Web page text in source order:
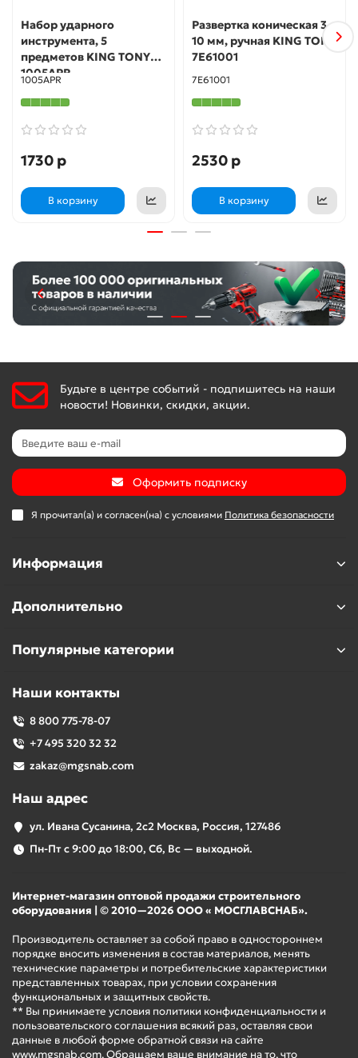
Набор ударного
инструмента, 5
предметов KING TONY
1005APR
1005APR
1730 р
В корзину
Развертка коническая 3-
10 мм, ручная KING TONY
7E61001
7E61001
2530 р
В корзину
Будьте в центре событий - подпишитесь на наши
новости! Новинки, скидки, акции.
Оформить подписку
Я прочитал(а) и согласен(на) с условиями Политика безопасности
Информация
Дополнительно
Популярные категории
Наши контакты
8 800 775-78-07
+7 495 320 32 32
zakaz@mgsnab.com
Наш адрес
ул. Ивана Сусанина, 2с2 Москва, Россия, 127486
Пн-Пт с 9:00 до 18:00, Сб, Вс — выходной.
Интернет-магазин оптовой продажи строительного
оборудования | © 2010—2026 ООО « МОСГЛАВСНАБ».
Производитель оставляет за собой право в одностороннем
порядке вносить изменения в состав материалов, менять
технические параметры и потребительские характеристики
представленных товарах, при условии сохранения
функциональных и защитных свойств.
** Вы принимаете условия политики конфиденциальности и
пользовательского соглашения всякий раз, оставляя свои
данные в любой форме обратной связи на сайте
www.mgsnab.com. Обращаем ваше внимание на то, что